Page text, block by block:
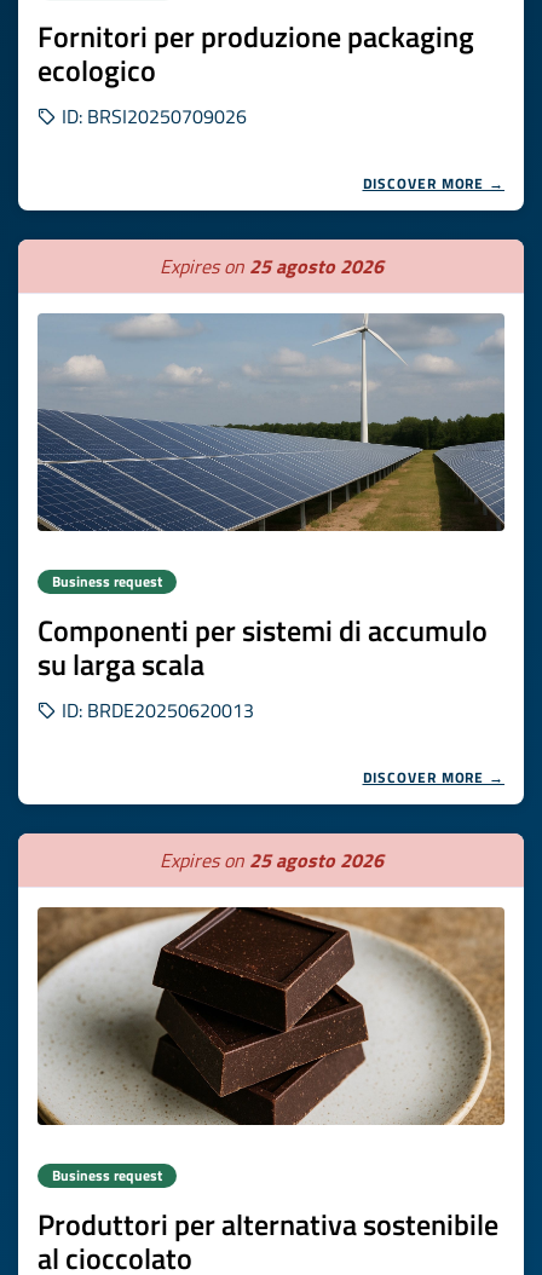
Fornitori per produzione packaging
ecologico
ID: BRSI20250709026
DISCOVER MORE →
Expires on 25 agosto 2026
Business request
Componenti per sistemi di accumulo
su larga scala
ID: BRDE20250620013
DISCOVER MORE →
Expires on 25 agosto 2026
Business request
Produttori per alternativa sostenibile
al cioccolato